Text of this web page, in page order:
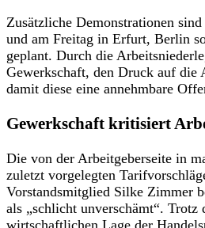
Zusätzliche Demonstrationen
und am Freitag in Erfurt, Berlin
geplant. Durch die
Gewerkschaft, den Druck auf die
damit diese eine annehmbare
Gewerkschaft kritisiert
Die von der Arbeitgeberseite in
zuletzt vorgelegten
Vorstandsmitglied Silke Zimmer
als „schlicht unverschämt“. Trotz
wirtschaftlichen Lage der